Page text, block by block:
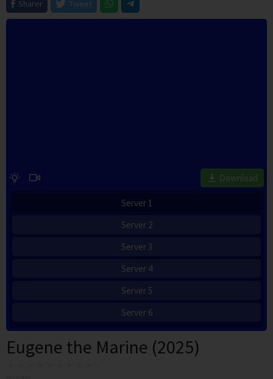
Sharer
Tweet
Download
Server 1
Server 2
Server 3
Server 4
Server 5
Server 6
Eugene the Marine (2025)